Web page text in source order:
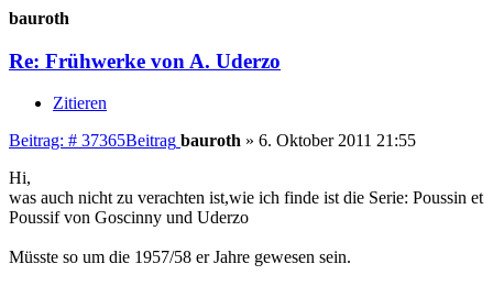
bauroth
Re: Frühwerke von A. Uderzo
Zitieren
Beitrag: # 37365Beitrag bauroth » 6. Oktober 2011 21:55
Hi,
was auch nicht zu verachten ist,wie ich finde ist die Serie: Poussin et
Poussif von Goscinny und Uderzo
Müsste so um die 1957/58 er Jahre gewesen sein.